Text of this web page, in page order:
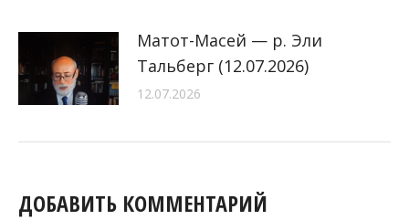
Матот-Масей — р. Эли
Тальберг (12.07.2026)
12.07.2026
ДОБАВИТЬ КОММЕНТАРИЙ